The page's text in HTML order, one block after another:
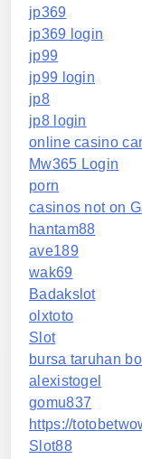
jp369
jp369 login
jp99
jp99 login
jp8
jp8 login
online casino
Mw365 Login
porn
casinos not on
hantam88
ave189
wak69
Badakslot
olxtoto
Slot
bursa taruhan
alexistogel
gomu837
https://
Slot88